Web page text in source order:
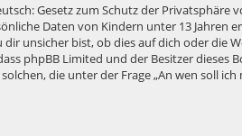
Gesetz zum Schutz der
Daten von Kindern unter 13 Jahren
unsicher bist, ob dies auf dich oder die
phpBB Limited und der Besitzer dieses
die unter der Frage „An wen soll